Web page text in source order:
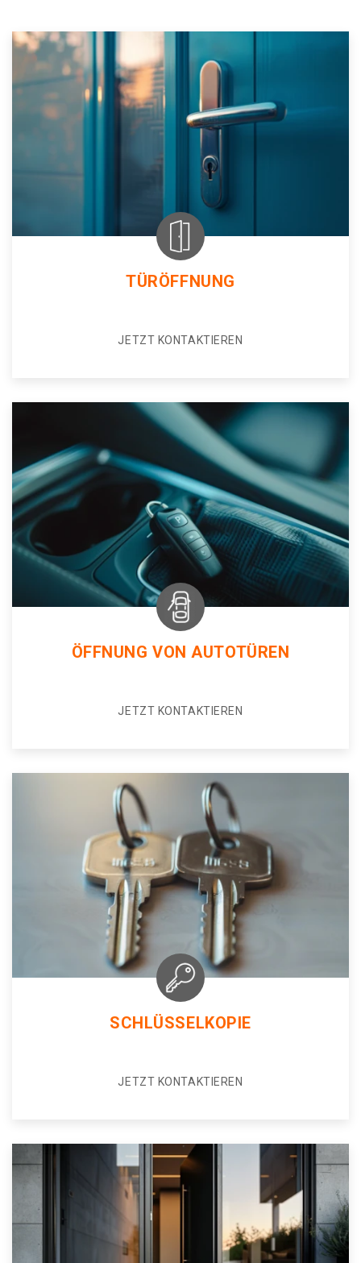
TÜRÖFFNUNG
JETZT KONTAKTIEREN
ÖFFNUNG VON AUTOTÜREN
JETZT KONTAKTIEREN
SCHLÜSSELKOPIE
JETZT KONTAKTIEREN